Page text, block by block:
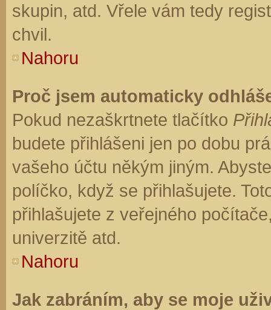
skupin, atd. Vřele vám tedy
chvil.
Nahoru
Proč jsem automaticky
Pokud nezaškrtnete tlačítko
budete přihlášeni jen po dobu
vašeho účtu někým jiným.
políčko, když se přihlašujete.
přihlašujete z veřejného
univerzitě atd.
Nahoru
Jak zabráním, aby se moje